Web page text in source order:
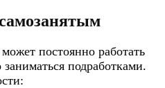
может постоянно работать
подработками.